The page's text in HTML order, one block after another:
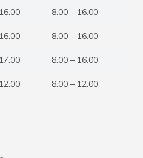
8.00 – 16.00
8.00 – 16.00
8.00 – 16.00
8.00 – 12.00